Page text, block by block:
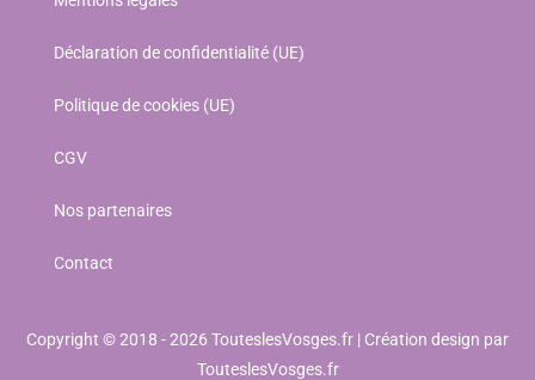
Déclaration de confidentialité (UE)
Politique de cookies (UE)
CGV
Nos partenaires
Contact
Copyright © 2018 - 2026 TouteslesVosges.fr | Création design par
TouteslesVosges.fr